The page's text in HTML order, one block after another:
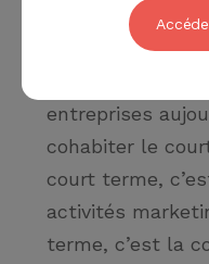
Entreprises ?
entreprises
cohabiter le
court terme,
activités
terme, c’est la